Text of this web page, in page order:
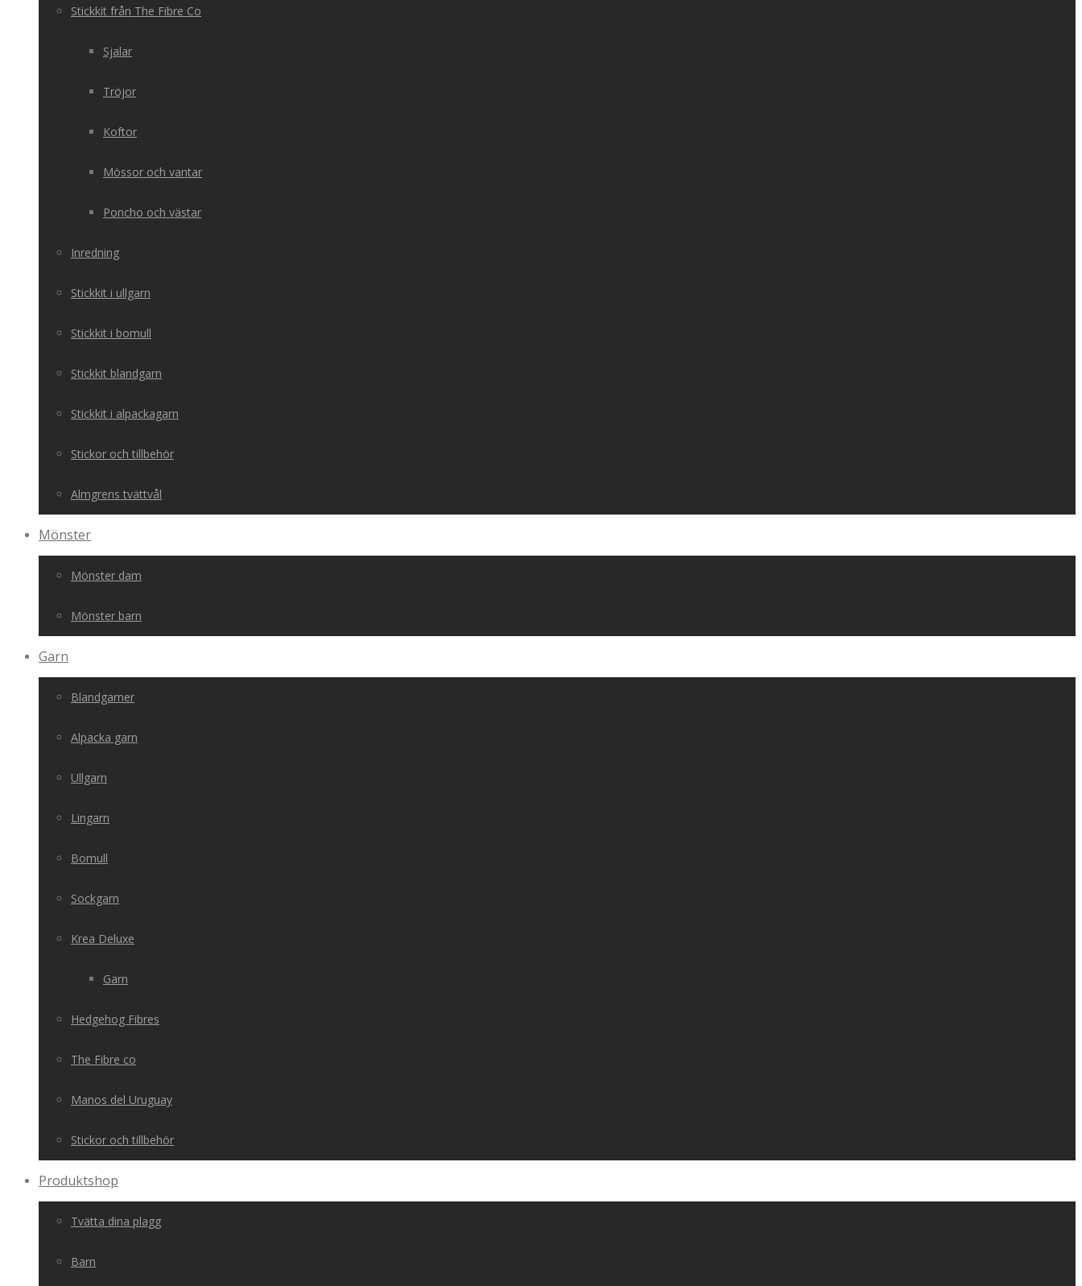
Stickkit från The Fibre Co
Sjalar
Tröjor
Koftor
Mössor och vantar
Poncho och västar
Inredning
Stickkit i ullgarn
Stickkit i bomull
Stickkit blandgarn
Stickkit i alpackagarn
Stickor och tillbehör
Almgrens tvättvål
Mönster
Mönster dam
Mönster barn
Garn
Blandgarner
Alpacka garn
Ullgarn
Lingarn
Bomull
Sockgarn
Krea Deluxe
Garn
Hedgehog Fibres
The Fibre co
Manos del Uruguay
Stickor och tillbehör
Produktshop
Tvätta dina plagg
Barn